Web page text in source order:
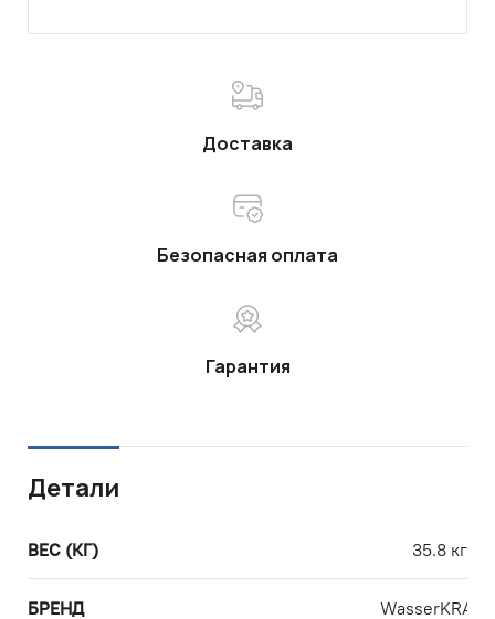
Доставка
Безопасная оплата
Гарантия
Детали
ВЕС (КГ) 35.8 кг
БРЕНД WasserKRAFT